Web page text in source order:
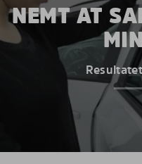
NEMT AT